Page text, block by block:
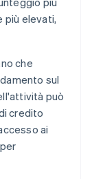
più elevati,
che
sul
può
credito
ai